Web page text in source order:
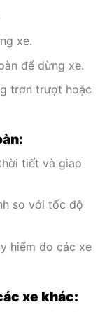
xe.
để dừng xe.
trơn trượt hoặc
tiết và giao
so với tốc độ
hiểm do các xe
xe khác: